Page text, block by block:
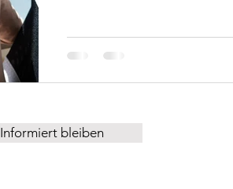
Informiert bleiben